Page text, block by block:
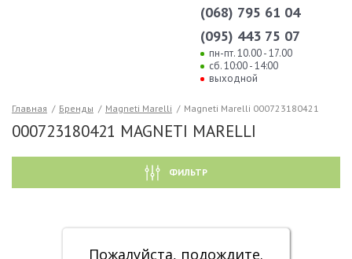
(068) 795 61 04
(095) 443 75 07
пн-пт. 10.00 - 17.00
сб. 10:00 - 14:00
выходной
Главная / Бренды / Magneti Marelli / Magneti Marelli 000723180421
000723180421 MAGNETI MARELLI
ФИЛЬТР
Пожалуйста, подождите.